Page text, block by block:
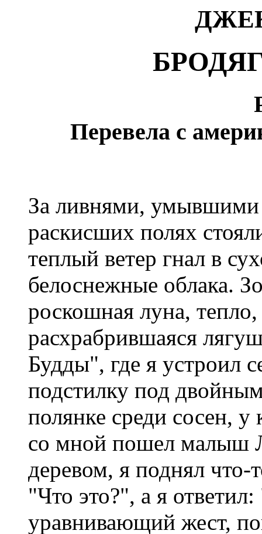
Перевела с
За ливнями, умывшими
раскисших полях
теплый ветер гнал в
белоснежные облака.
роскошная луна,
расхрабрившаяся
Будды", где я устроил
подстилку под
полянке среди сосен,
со мной пошел малыш
деревом, я поднял
"Что это?", а я
уравнивающий жест,